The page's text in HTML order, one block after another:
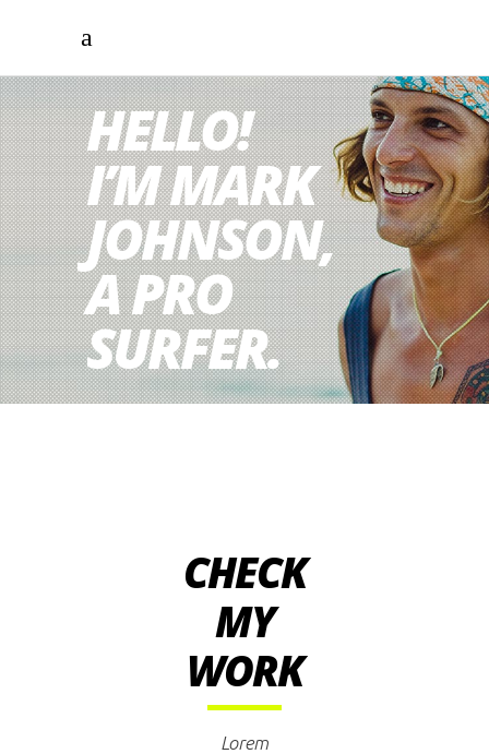
HELLO!
I’M MARK
JOHNSON,
A PRO
SURFER.
CHECK
MY
WORK
Lorem